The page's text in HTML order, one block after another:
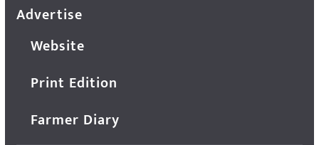
Advertise
Website
Print Edition
Farmer Diary